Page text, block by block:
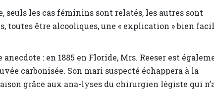
seuls les cas féminins sont relatés, les autres sont
toutes être alcooliques, une « explication » bien
anecdote : en 1885 en Floride, Mrs. Reeser est
carbonisée. Son mari suspecté échappera à la
grâce aux ana-lyses du chirurgien légiste qui